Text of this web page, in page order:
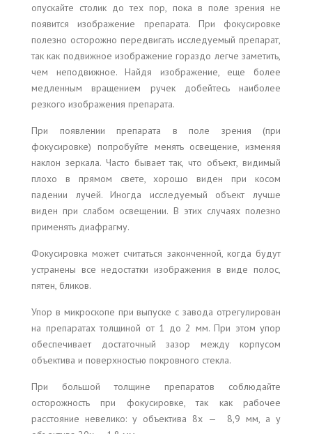
опускайте столик до тех пор, пока в поле зрения не
появится изображение препарата. При фокусировке
полезно осторожно передвигать исследуемый препарат,
так как подвижное изображение гораздо легче заметить,
чем неподвижное. Найдя изображение, еще более
медленным вращением ручек добейтесь наиболее
резкого изображения препарата.
При появлении препарата в поле зрения (при
фокусировке) попробуйте менять освещение, изменяя
наклон зеркала. Часто бывает так, что объект, видимый
плохо в прямом свете, хорошо виден при косом
падении лучей. Иногда исследуемый объект лучше
виден при слабом освещении. В этих случаях полезно
применять диафрагму.
Фокусировка может считаться законченной, когда будут
устранены все недостатки изображения в виде полос,
пятен, бликов.
Упор в микроскопе при выпуске с завода отрегулирован
на препаратах толщиной от 1 до 2 мм. При этом упор
обеспечивает достаточный зазор между корпусом
объектива и поверхностью покровного стекла.
При большой толщине препаратов соблюдайте
осторожность при фокусировке, так как рабочее
расстояние невелико: у объектива 8x — 8,9 мм, а у